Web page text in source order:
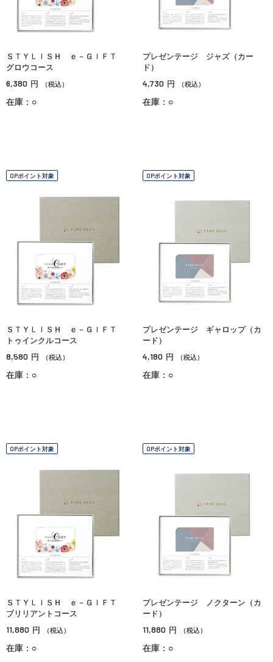
ＳＴＹＬＩＳＨ ｅ－ＧＩＦＴ
グロウコース
6,380 円 （税込）
在庫：○
プレゼンテージ ジャズ（カー
ド）
4,730 円 （税込）
在庫：○
OPポイント対象
ＳＴＹＬＩＳＨ ｅ－ＧＩＦＴ
トゥインクルコース
8,580 円 （税込）
在庫：○
OPポイント対象
プレゼンテージ ギャロップ（カ
ード）
4,180 円 （税込）
在庫：○
OPポイント対象
ＳＴＹＬＩＳＨ ｅ－ＧＩＦＴ
ブリリアントコース
11,880 円 （税込）
在庫：○
OPポイント対象
プレゼンテージ ノクターン（カ
ード）
11,880 円 （税込）
在庫：○